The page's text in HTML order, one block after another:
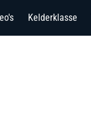
Kelderklasse